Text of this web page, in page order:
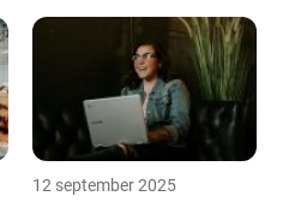
12 september 2025